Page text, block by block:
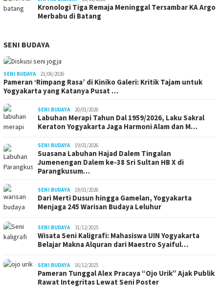
Kronologi Tiga Remaja Meninggal Tersambar KA Argo
Merbabu di Batang
SENI BUDAYA
SENI BUDAYA 21/06/2026
Pameran ‘Rimpang Rasa’ di Kiniko Galeri: Kritik Tajam untuk
Yogyakarta yang Katanya Pusat …
SENI BUDAYA 20/01/2026
Labuhan Merapi Tahun Dal 1959/2026, Laku Sakral
Keraton Yogyakarta Jaga Harmoni Alam dan M…
SENI BUDAYA 19/01/2026
Suasana Labuhan Hajad Dalem Tingalan
Jumenengan Dalem ke-38 Sri Sultan HB X di
Parangkusum…
SENI BUDAYA 19/01/2026
Dari Merti Dusun hingga Gamelan, Yogyakarta
Menjaga 245 Warisan Budaya Leluhur
SENI BUDAYA 31/12/2025
Wisata Seni Kaligrafi: Mahasiswa UIN Yogyakarta
Belajar Makna Alquran dari Maestro Syaiful…
SENI BUDAYA 16/12/2025
Pameran Tunggal Alex Pracaya “Ojo Urik” Ajak Publik
Rawat Integritas Lewat Seni Poster